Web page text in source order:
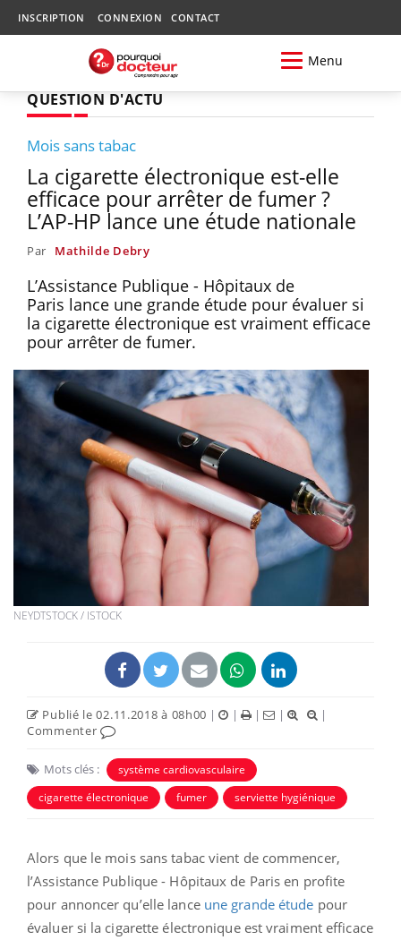
INSCRIPTION CONNEXION CONTACT
Menu
QUESTION D'ACTU
Mois sans tabac
La cigarette électronique est-elle
efficace pour arrêter de fumer ?
L’AP-HP lance une étude nationale
Par Mathilde Debry
L’Assistance Publique - Hôpitaux de
Paris lance une grande étude pour évaluer si
la cigarette électronique est vraiment efficace
pour arrêter de fumer.
NEYDTSTOCK / ISTOCK
Publié le 02.11.2018 à 08h00 | | | |
|
Commenter
Mots clés :
système cardiovasculaire
cigarette électronique
fumer serviette hygiénique
Alors que le mois sans tabac vient de commencer,
l’Assistance Publique - Hôpitaux de Paris en profite
pour annoncer qu’elle lance une grande étude pour
évaluer si la cigarette électronique est vraiment efficace